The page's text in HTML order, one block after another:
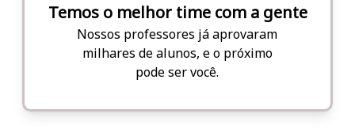
Temos o melhor time com a gente
Nossos professores já aprovaram
milhares de alunos, e o próximo
pode ser você.